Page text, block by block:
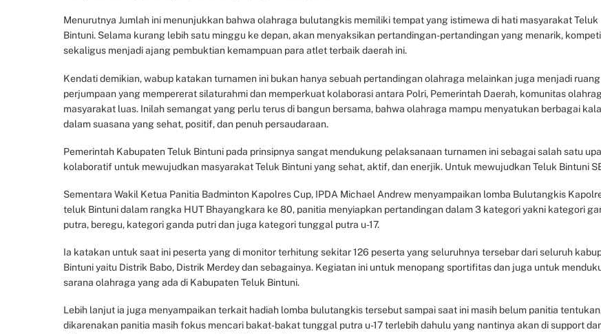
Menurutnya Jumlah ini menunjukkan bahwa olahraga bulutangkis memiliki tempat yang istimewa di hati masyarakat Teluk
Bintuni. Selama kurang lebih satu minggu ke depan, akan menyaksikan pertandingan-pertandingan yang menarik,
sekaligus menjadi ajang pembuktian kemampuan para atlet terbaik daerah ini.
Kendati demikian, wabup katakan turnamen ini bukan hanya sebuah pertandingan olahraga melainkan juga menjadi ruang
perjumpaan yang mempererat silaturahmi dan memperkuat kolaborasi antara Polri, Pemerintah Daerah, komunitas
masyarakat luas. Inilah semangat yang perlu terus di bangun bersama, bahwa olahraga mampu menyatukan berbagai
dalam suasana yang sehat, positif, dan penuh persaudaraan.
Pemerintah Kabupaten Teluk Bintuni pada prinsipnya sangat mendukung pelaksanaan turnamen ini sebagai salah satu
kolaboratif untuk mewujudkan masyarakat Teluk Bintuni yang sehat, aktif, dan enerjik. Untuk mewujudkan Teluk Bintuni
Sementara Wakil Ketua Panitia Badminton Kapolres Cup, IPDA Michael Andrew menyampaikan lomba Bulutangkis
teluk Bintuni dalam rangka HUT Bhayangkara ke 80, panitia menyiapkan pertandingan dalam 3 kategori yakni kategori
putra, beregu, kategori ganda putri dan juga kategori tunggal putra u-17.
Ia katakan untuk saat ini peserta yang di monitor terhitung sekitar 126 peserta yang seluruhnya tersebar dari seluruh
Bintuni yaitu Distrik Babo, Distrik Merdey dan sebagainya. Kegiatan ini untuk menopang sportifitas dan juga untuk
sarana olahraga yang ada di Kabupaten Teluk Bintuni.
Lebih lanjut ia juga menyampaikan terkait hadiah lomba bulutangkis tersebut sampai saat ini masih belum panitia
dikarenakan panitia masih fokus mencari bakat-bakat tunggal putra u-17 terlebih dahulu yang nantinya akan di support